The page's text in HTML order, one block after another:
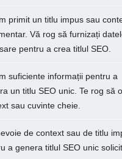
primit un titlu impus sau
Vă rog să furnizați
pentru a crea titlul SEO.
suficiente informații pentru a
un titlu SEO unic. Te rog să
sau cuvinte cheie.
de context sau de titlu
a genera titlul SEO unic